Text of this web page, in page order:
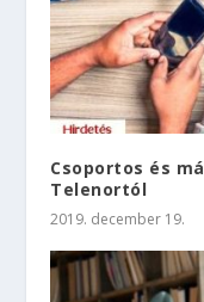
Csoportos és
Telenortól
2019. december 19.